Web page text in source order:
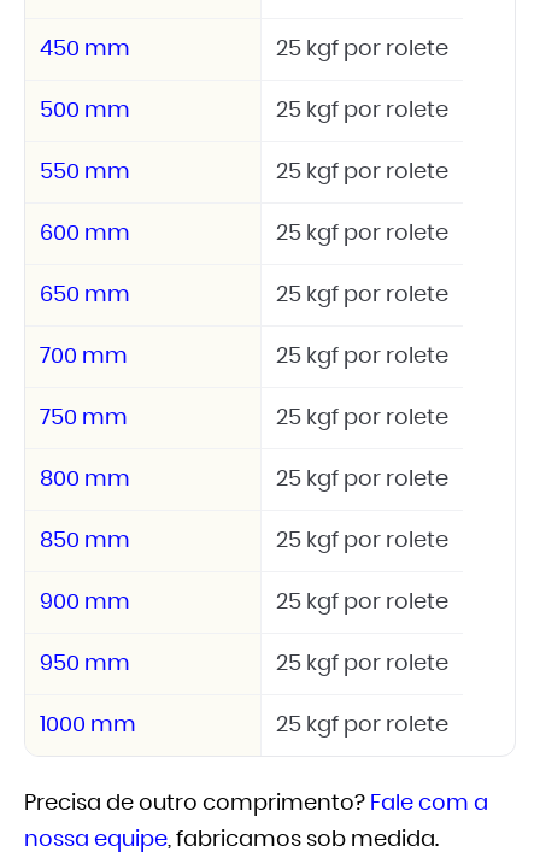
450 mm 25 kgf por rolete
500 mm 25 kgf por rolete
550 mm 25 kgf por rolete
600 mm 25 kgf por rolete
650 mm 25 kgf por rolete
700 mm 25 kgf por rolete
750 mm 25 kgf por rolete
800 mm 25 kgf por rolete
850 mm 25 kgf por rolete
900 mm 25 kgf por rolete
950 mm 25 kgf por rolete
1000 mm 25 kgf por rolete
Precisa de outro comprimento? Fale com a
nossa equipe, fabricamos sob medida.